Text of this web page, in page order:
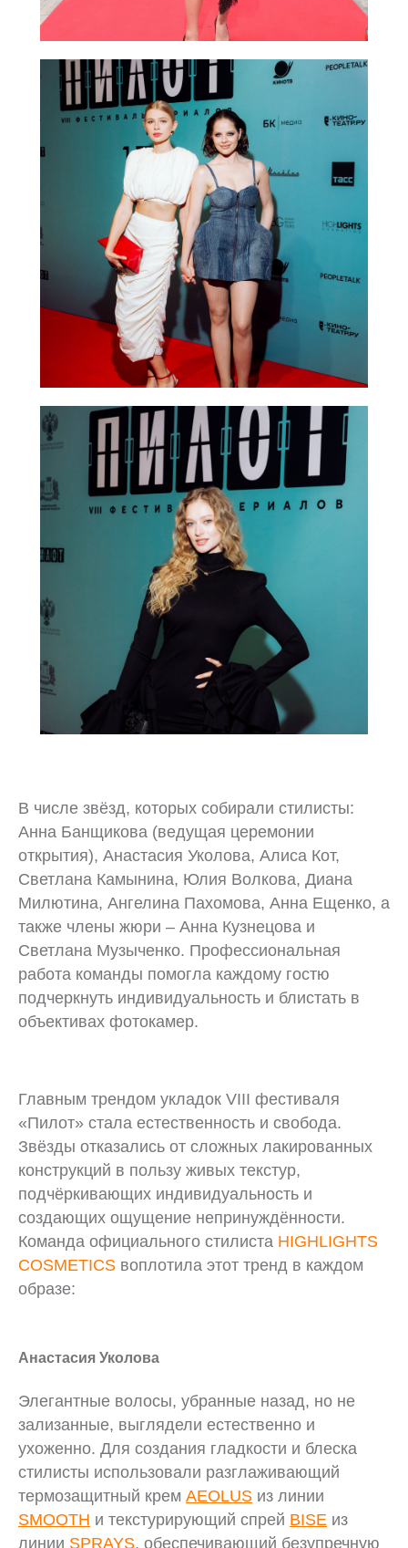
В числе звёзд, которых собирали стилисты:
Анна Банщикова (ведущая церемонии
открытия), Анастасия Уколова, Алиса Кот,
Светлана Камынина, Юлия Волкова, Диана
Милютина, Ангелина Пахомова, Анна Ещенко, а
также члены жюри – Анна Кузнецова и
Светлана Музыченко. Профессиональная
работа команды помогла каждому гостю
подчеркнуть индивидуальность и блистать в
объективах фотокамер.
Главным трендом укладок VIII фестиваля
«Пилот» стала естественность и свобода.
Звёзды отказались от сложных лакированных
конструкций в пользу живых текстур,
подчёркивающих индивидуальность и
создающих ощущение непринуждённости.
Команда официального стилиста HIGHLIGHTS
COSMETICS воплотила этот тренд в каждом
образе:
Анастасия Уколова
Элегантные волосы, убранные назад, но не
зализанные, выглядели естественно и
ухоженно. Для создания гладкости и блеска
стилисты использовали разглаживающий
термозащитный крем AEOLUS из линии
SMOOTH и текстурирующий спрей BISE из
линии SPRAYS, обеспечивающий безупречную